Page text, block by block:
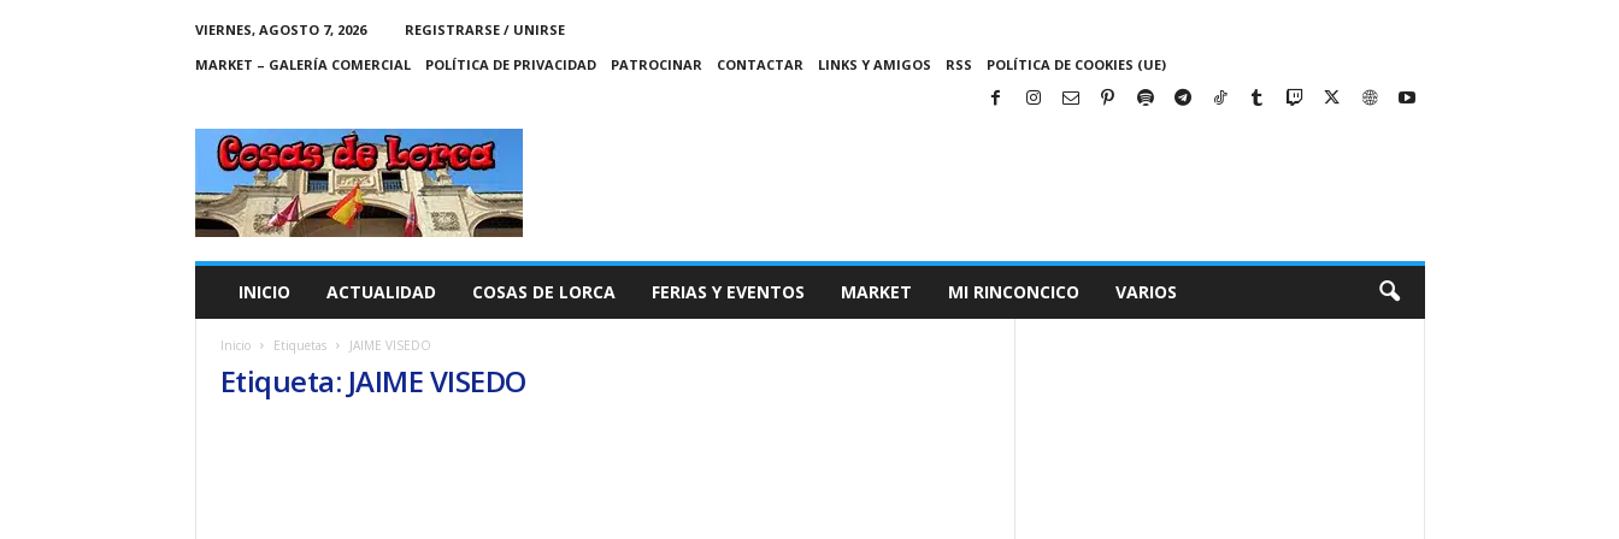
VIERNES, AGOSTO 7, 2026
REGISTRARSE / UNIRSE
MARKET – GALERÍA COMERCIAL
POLÍTICA DE PRIVACIDAD PATROCINAR CONTACTAR LINKS Y AMIGOS RSS POLÍTICA DE COOKIES (UE)
C
A
S
INICIO ACTUALIDAD COSAS DE LORCA FERIAS Y EVENTOS MARKET MI RINCONCICO VARIOS
Inicio Etiquetas JAIME VISEDO
Etiqueta: JAIME VISEDO